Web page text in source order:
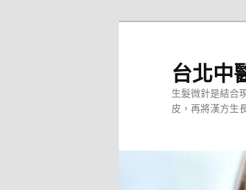
台北中
生髮微針是結合
皮，再將漢方生